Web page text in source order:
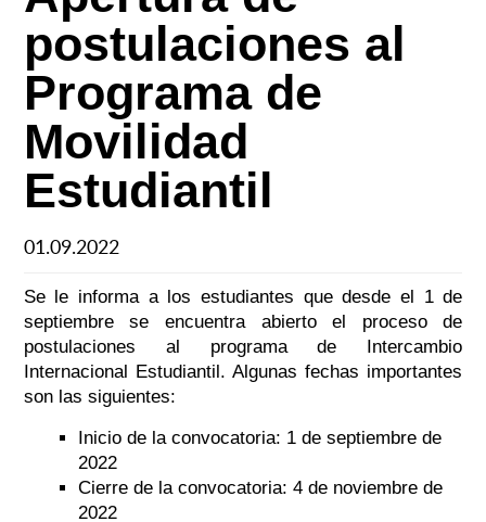
postulaciones al
Programa de
Movilidad
Estudiantil
01.09.2022
Se le informa a los estudiantes que desde el 1 de
septiembre se encuentra abierto el proceso de
postulaciones al programa de Intercambio
Internacional Estudiantil. Algunas fechas importantes
son las siguientes:
Inicio de la convocatoria: 1 de septiembre de
2022
Cierre de la convocatoria: 4 de noviembre de
2022